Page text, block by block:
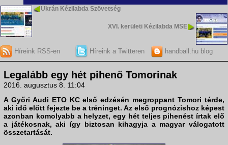
Ukrán Kézilabda Szövetség
XVI. kerületi Kézilabda MSE
Híreink RSS-en Híreink a Twitteren handball.hu blog
Legalább egy hét pihenő Tomorinak
2016. augusztus 8. 11:04
A Győri Audi ETO KC első edzésén megroppant Tomori térde,
aki idő előtt fejezte be a tréninget. Az első prognózishoz képest
azonban komolyabb a helyzet, egy hét teljes pihenést írtak elő
a játékosnak, aki így biztosan kihagyja a magyar válogatott
összetartását.